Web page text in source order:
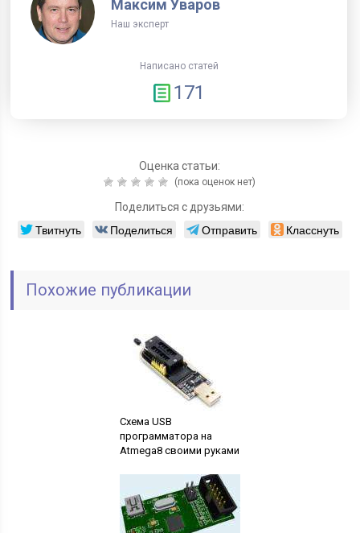
Максим Уваров
Наш эксперт
Написано статей
171
Оценка статьи:
(пока оценок нет)
Поделиться с друзьями:
Твитнуть Поделиться Отправить Класснуть
Похожие публикации
Схема USB
программатора на
Atmega8 своими руками